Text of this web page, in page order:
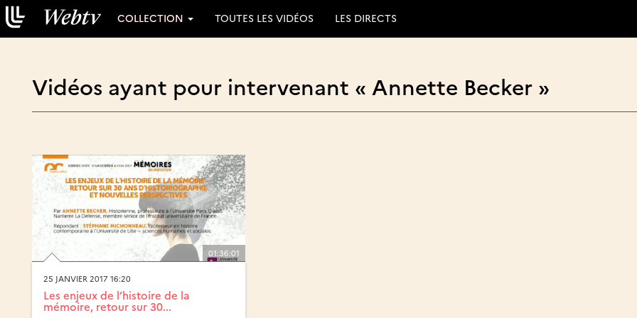
COLLECTION TOUTES LES VIDÉOS LES DIRECTS
Vidéos ayant pour intervenant « Annette Becker »
01:36:01
25 JANVIER 2017 16:20
Les enjeux de l’histoire de la
mémoire, retour sur 30...